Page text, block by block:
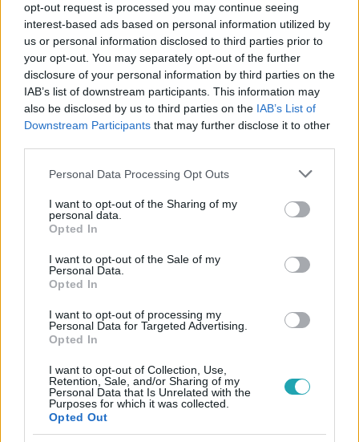
opt-out request is processed you may continue seeing
interest-based ads based on personal information utilized by
us or personal information disclosed to third parties prior to
your opt-out. You may separately opt-out of the further
disclosure of your personal information by third parties on the
IAB’s list of downstream participants. This information may
also be disclosed by us to third parties on the IAB’s List of
Downstream Participants that may further disclose it to other
Please note that this website/app uses one or more Google
not limited to your visit or usage behaviour. You may click to
grant or deny consent to Google and its third-party tags to
use your data for below specified purposes in below Google
consent section.
Personal Data Processing Opt Outs
I want to opt-out of the Sharing of my
personal data.
Opted In
I want to opt-out of the Sale of my
Personal Data.
Opted In
I want to opt-out of processing my
Personal Data for Targeted Advertising.
Opted In
I want to opt-out of Collection, Use,
Retention, Sale, and/or Sharing of my
Personal Data that Is Unrelated with the
Purposes for which it was collected.
Opted Out
#BULVÁR #MAGYAR SZTÁROK #NÁDAI ANIKÓ
MAGYAR CELEBEK
INSTAGRAM
Népszerű